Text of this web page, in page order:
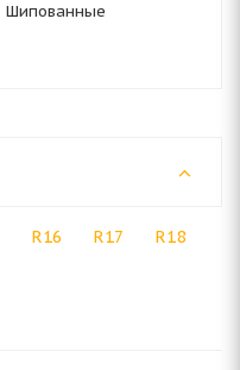
Шипованные
R16 R17 R18